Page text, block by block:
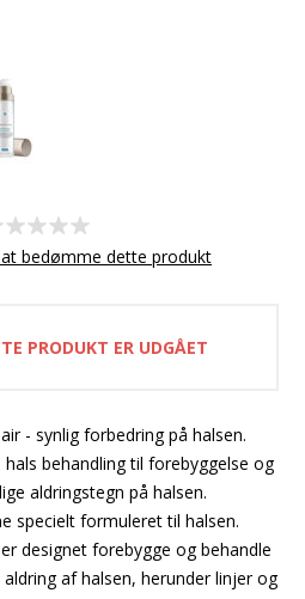
bedømme dette produkt
PRODUKT ER UDGÅET
- synlig forbedring på halsen.
behandling til forebyggelse og
aldringstegn på halsen.
specielt formuleret til halsen.
designet forebygge og behandle
af halsen, herunder linjer og